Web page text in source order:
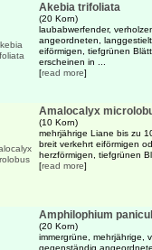
Akebia trifoliata
(20 Korn)
laubabwerfender,
angeordneten,
eiförmigen, tiefgrünen
erscheinen in ...
[read more]
Amalocalyx
(10 Korn)
mehrjährige Liane bis zu
breit verkehrt eiförmigen
herzförmigen, tiefgrünen
[read more]
Amphilophium
(20 Korn)
immergrüne, mehrjährige,
gegenständig